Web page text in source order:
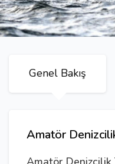
Genel Bakış
Amatör